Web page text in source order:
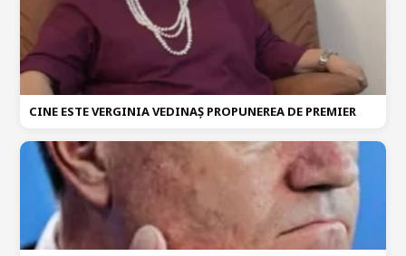
CINE ESTE VERGINIA VEDINAȘ PROPUNEREA DE PREMIER